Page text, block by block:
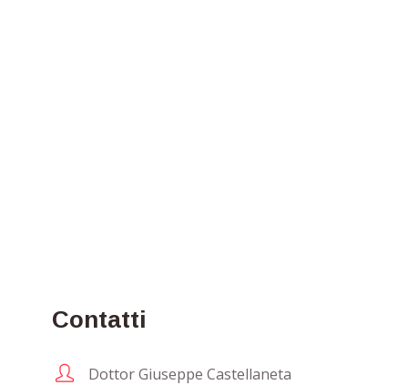
Contatti
Dottor Giuseppe Castellaneta